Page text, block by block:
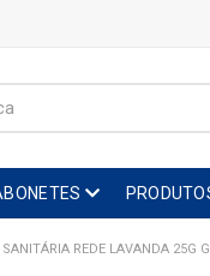
REDE LAVANDA 25G